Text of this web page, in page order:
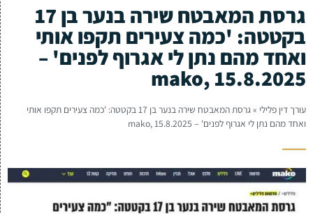
גרסת המאבטח שירה בנער בן 17
בקטטה: 'כמה צעירים תקפו אותי
ואחד מהם נתן לי אגרוף לפנים' –
mako, 15.8.2025
עורך דין פלילי »
גרסת המאבטח שירה בנער בן 17 בקטטה: 'כמה צעירים תקפו אותי
ואחד מהם נתן לי אגרוף לפנים' – mako, 15.8.2025